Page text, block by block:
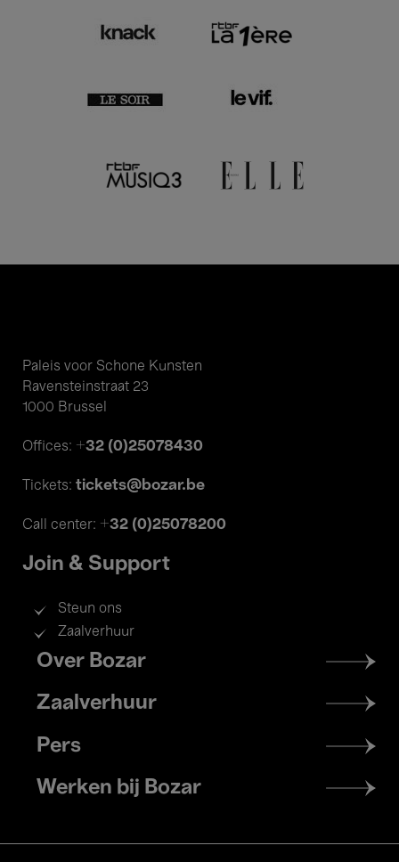
Paleis voor Schone Kunsten
Ravensteinstraat 23
1000 Brussel
Offices: +32 (0)25078430
Tickets: tickets@bozar.be
Call center: +32 (0)25078200
Join & Support
Steun ons
Zaalverhuur
Footer
menu
Over Bozar
Zaalverhuur
Pers
Werken bij Bozar